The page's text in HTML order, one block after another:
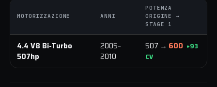
MOTORIZZAZIONE ANNI
POTENZA
ORIGINE →
STAGE 1
4.4 V8 Bi-Turbo
507hp
2005–
2010
507 → 600 +93
CV